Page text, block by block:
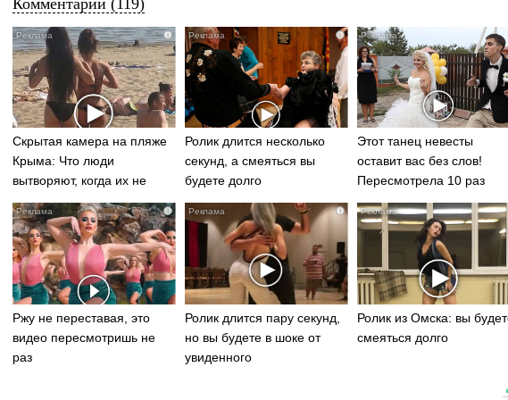
Комментарии (119)
i
Скрытая камера на пляже
Крыма: Что люди
вытворяют, когда их не
видят...
i
Ролик длится несколько
секунд, а смеяться вы
будете долго
Этот танец невесты
оставит вас без слов!
Пересмотрела 10 раз
i
Ржу не переставая, это
видео пересмотришь не
раз
i
Ролик длится пару секунд,
но вы будете в шоке от
увиденного
Ролик из Омска: вы
смеяться долго